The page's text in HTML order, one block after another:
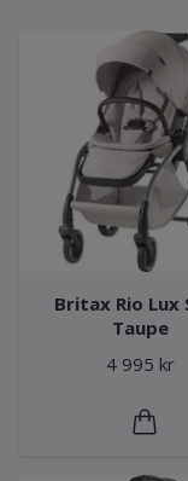
Britax Rio Lux
Taupe
4 995 kr